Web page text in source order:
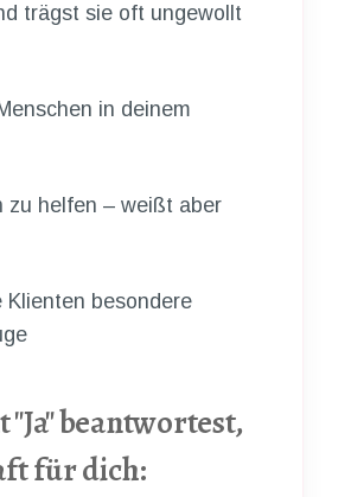
trägst sie oft ungewollt
in deinem
zu helfen – weißt aber
besondere
beantwortest,
für dich: